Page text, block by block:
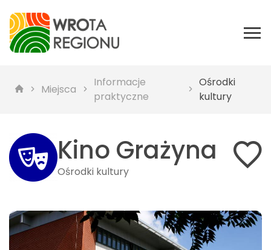
Miejsca
Informacje
praktyczne
Ośrodki
kultury
Kino Grażyna
Ośrodki kultury